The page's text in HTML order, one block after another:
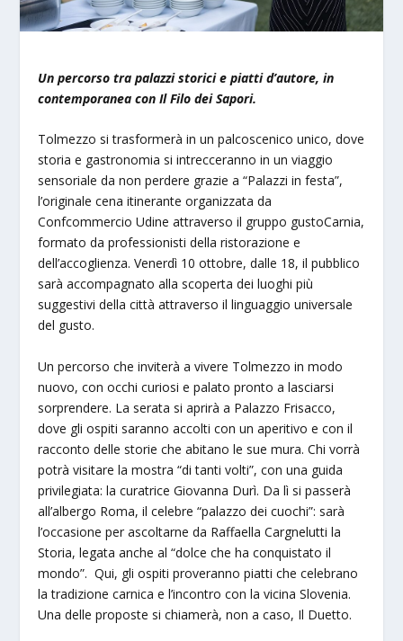
Un percorso tra palazzi storici e piatti d’autore, in
contemporanea con Il Filo dei Sapori.
Tolmezzo si trasformerà in un palcoscenico unico, dove
storia e gastronomia si intrecceranno in un viaggio
sensoriale da non perdere grazie a “Palazzi in festa”,
l’originale cena itinerante organizzata da
Confcommercio Udine attraverso il gruppo gustoCarnia,
formato da professionisti della ristorazione e
dell’accoglienza. Venerdì 10 ottobre, dalle 18, il pubblico
sarà accompagnato alla scoperta dei luoghi più
suggestivi della città attraverso il linguaggio universale
del gusto.
Un percorso che inviterà a vivere Tolmezzo in modo
nuovo, con occhi curiosi e palato pronto a lasciarsi
sorprendere. La serata si aprirà a Palazzo Frisacco,
dove gli ospiti saranno accolti con un aperitivo e con il
racconto delle storie che abitano le sue mura. Chi vorrà
potrà visitare la mostra “di tanti volti”, con una guida
privilegiata: la curatrice Giovanna Durì. Da lì si passerà
all’albergo Roma, il celebre “palazzo dei cuochi”: sarà
l’occasione per ascoltarne da Raffaella Cargnelutti la
Storia, legata anche al “dolce che ha conquistato il
mondo”. Qui, gli ospiti proveranno piatti che celebrano
la tradizione carnica e l’incontro con la vicina Slovenia.
Una delle proposte si chiamerà, non a caso, Il Duetto.